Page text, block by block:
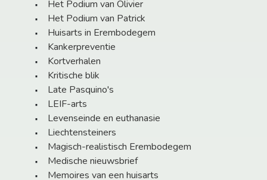
Het Podium van Olivier
Het Podium van Patrick
Huisarts in Erembodegem
Kankerpreventie
Kortverhalen
Kritische blik
Late Pasquino's
LEIF-arts
Levenseinde en euthanasie
Liechtensteiners
Magisch-realistisch Erembodegem
Medische nieuwsbrief
Memoires van een huisarts